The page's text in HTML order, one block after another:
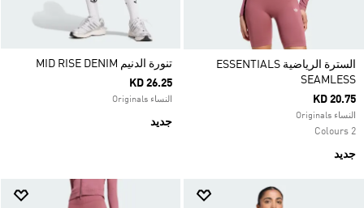
السترة الرياضية ESSENTIALS
SEAMLESS
KD 20.75
النساء Originals
2 Colours
جديد
تنورة الدنيم MID RISE DENIM
KD 26.25
النساء Originals
جديد